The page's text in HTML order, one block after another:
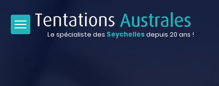
Le spécialiste des Seychellesdepuis 20 ans !